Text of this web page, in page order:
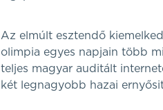
Az elmúlt esztendő
olimpia egyes napjain több
teljes magyar auditált
két legnagyobb hazai